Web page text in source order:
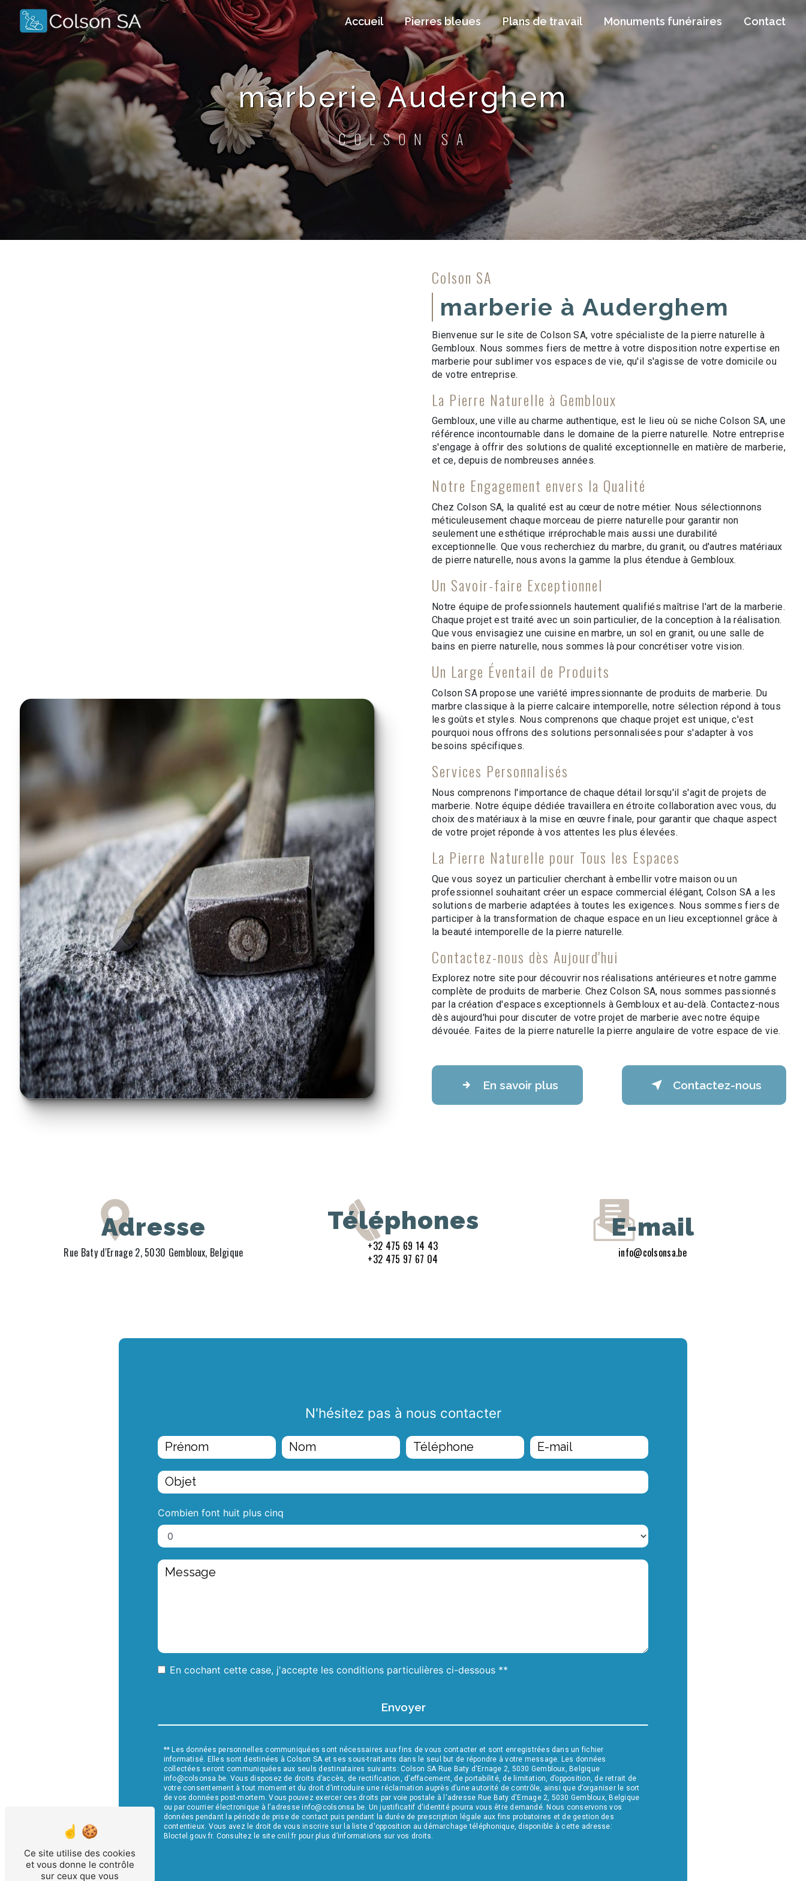
Accueil Pierres bleues Plans de travail Monuments funéraires Contact
marberie Auderghem
COLSON SA
Colson SA
marberie à Auderghem
Bienvenue sur le site de Colson SA, votre spécialiste de la pierre naturelle à
Gembloux. Nous sommes fiers de mettre à votre disposition notre expertise en
marberie pour sublimer vos espaces de vie, qu'il s'agisse de votre domicile ou
de votre entreprise.
La Pierre Naturelle à Gembloux
Gembloux, une ville au charme authentique, est le lieu où se niche Colson SA, une
référence incontournable dans le domaine de la pierre naturelle. Notre entreprise
s'engage à offrir des solutions de qualité exceptionnelle en matière de marberie,
et ce, depuis de nombreuses années.
Notre Engagement envers la Qualité
Chez Colson SA, la qualité est au cœur de notre métier. Nous sélectionnons
méticuleusement chaque morceau de pierre naturelle pour garantir non
seulement une esthétique irréprochable mais aussi une durabilité
exceptionnelle. Que vous recherchiez du marbre, du granit, ou d'autres matériaux
de pierre naturelle, nous avons la gamme la plus étendue à Gembloux.
Un Savoir-faire Exceptionnel
Notre équipe de professionnels hautement qualifiés maîtrise l'art de la marberie.
Chaque projet est traité avec un soin particulier, de la conception à la réalisation.
Que vous envisagiez une cuisine en marbre, un sol en granit, ou une salle de
bains en pierre naturelle, nous sommes là pour concrétiser votre vision.
Un Large Éventail de Produits
Colson SA propose une variété impressionnante de produits de marberie. Du
marbre classique à la pierre calcaire intemporelle, notre sélection répond à tous
les goûts et styles. Nous comprenons que chaque projet est unique, c'est
pourquoi nous offrons des solutions personnalisées pour s'adapter à vos
besoins spécifiques.
Services Personnalisés
Nous comprenons l'importance de chaque détail lorsqu'il s'agit de projets de
marberie. Notre équipe dédiée travaillera en étroite collaboration avec vous, du
choix des matériaux à la mise en œuvre finale, pour garantir que chaque aspect
de votre projet réponde à vos attentes les plus élevées.
La Pierre Naturelle pour Tous les Espaces
Que vous soyez un particulier cherchant à embellir votre maison ou un
professionnel souhaitant créer un espace commercial élégant, Colson SA a les
solutions de marberie adaptées à toutes les exigences. Nous sommes fiers de
participer à la transformation de chaque espace en un lieu exceptionnel grâce à
la beauté intemporelle de la pierre naturelle.
Contactez-nous dès Aujourd'hui
Explorez notre site pour découvrir nos réalisations antérieures et notre gamme
complète de produits de marberie. Chez Colson SA, nous sommes passionnés
par la création d'espaces exceptionnels à Gembloux et au-delà. Contactez-nous
dès aujourd'hui pour discuter de votre projet de marberie avec notre équipe
dévouée. Faites de la pierre naturelle la pierre angulaire de votre espace de vie.
En savoir plus Contactez-nous
Adresse
Rue Baty d'Ernage 2, 5030 Gembloux, Belgique
Téléphones
+32 475 69 14 43
+32 475 97 67 04
E-mail
info@colsonsa.be
N'hésitez pas à nous contacter
Combien font huit plus cinq
En cochant cette case, j'accepte les conditions particulières ci-dessous **
Envoyer
** Les données personnelles communiquées sont nécessaires aux fins de vous contacter et sont enregistrées dans un fichier
informatisé. Elles sont destinées à Colson SA et ses sous-traitants dans le seul but de répondre à votre message. Les données
collectées seront communiquées aux seuls destinataires suivants: Colson SA Rue Baty d'Ernage 2, 5030 Gembloux, Belgique
info@colsonsa.be. Vous disposez de droits d’accès, de rectification, d’effacement, de portabilité, de limitation, d’opposition, de retrait de
votre consentement à tout moment et du droit d’introduire une réclamation auprès d’une autorité de contrôle, ainsi que d’organiser le sort
de vos données post-mortem. Vous pouvez exercer ces droits par voie postale à l'adresse Rue Baty d'Ernage 2, 5030 Gembloux, Belgique
ou par courrier électronique à l'adresse info@colsonsa.be. Un justificatif d'identité pourra vous être demandé. Nous conservons vos
données pendant la période de prise de contact puis pendant la durée de prescription légale aux fins probatoires et de gestion des
contentieux. Vous avez le droit de vous inscrire sur la liste d'opposition au démarchage téléphonique, disponible à cette adresse:
Bloctel.gouv.fr. Consultez le site cnil.fr pour plus d’informations sur vos droits.
Panneau de gestion des cookies
Ce site utilise des cookies
et vous donne le contrôle
sur ceux que vous